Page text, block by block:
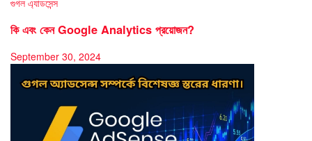
গুগল এ্যাডসেন্স
কি এবং কেন Google Analytics প্রয়োজন?
September 30, 2024